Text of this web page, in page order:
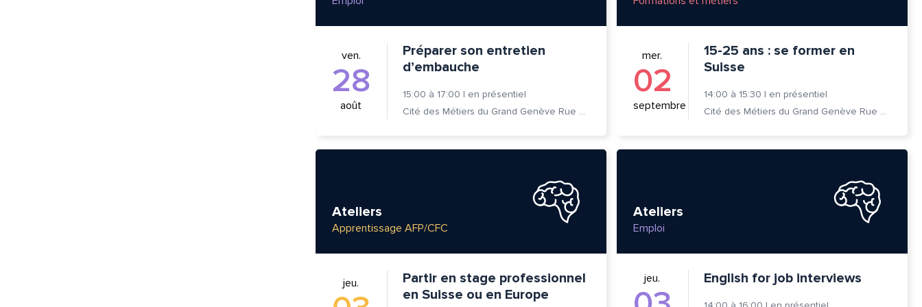
ven.
28
août
Préparer son entretien
d’embauche
15:00 à 17:00 | en présentiel
Cité des Métiers du Grand Genève Rue Prévost-Martin 6 1205 Genève
mer.
02
septembre
15-25 ans : se former en
Suisse
14:00 à 15:30 | en présentiel
Cité des Métiers du Grand Genève Rue Prévost-Martin 6 1205 Genève
Ateliers
Apprentissage AFP/CFC
jeu.
Partir en stage professionnel
en Suisse ou en Europe
Ateliers
Emploi
jeu. English for job interviews